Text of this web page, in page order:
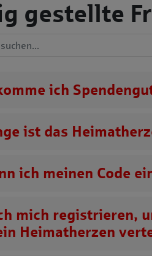
gestellte
durchsuchen
ich
ist das
ich meinen Code
mich registrieren,
Heimatherzen